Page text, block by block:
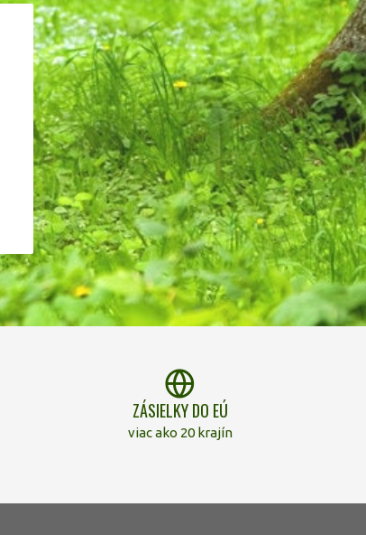
ZÁSIELKY DO EÚ
viac ako 20 krajín